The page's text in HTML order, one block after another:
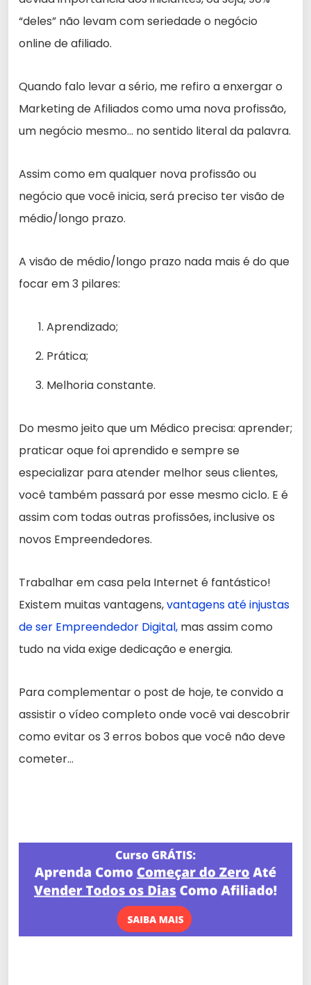
“deles” não levam com seriedade o negócio
online de afiliado.
Quando falo levar a sério, me refiro a enxergar o
Marketing de Afiliados como uma nova profissão,
um negócio mesmo… no sentido literal da palavra.
Assim como em qualquer nova profissão ou
negócio que você inicia, será preciso ter visão de
médio/longo prazo.
A visão de médio/longo prazo nada mais é do que
focar em 3 pilares:
Aprendizado;
Prática;
Melhoria constante.
Do mesmo jeito que um Médico precisa: aprender;
praticar oque foi aprendido e sempre se
especializar para atender melhor seus clientes,
você também passará por esse mesmo ciclo. E é
assim com todas outras profissões, inclusive os
novos Empreendedores.
Trabalhar em casa pela Internet é fantástico!
Existem muitas vantagens,vantagens até injustas
de ser Empreendedor Digital, mas assim como
tudo na vida exige dedicação e energia.
Para complementar o post de hoje, te convido a
assistir o vídeo completo onde você vai descobrir
como evitar os 3 erros bobos que você não deve
cometer…